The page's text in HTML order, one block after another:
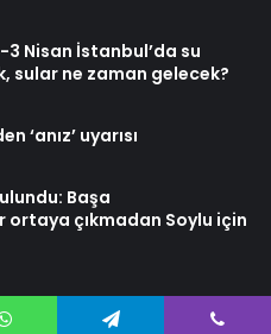
Nisan İstanbul’da su
sular ne zaman gelecek?
‘anız’ uyarısı
Başa
ortaya çıkmadan Soylu için